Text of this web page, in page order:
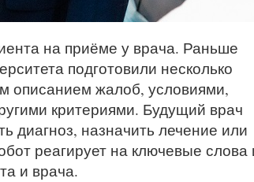
на приёме у врача. Раньше
подготовили несколько
описанием жалоб, условиями,
критериями. Будущий врач
диагноз, назначить лечение или
реагирует на ключевые слова
и врача.